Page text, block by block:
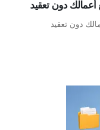
أعمالك دون تعقيد
دون تعقيد